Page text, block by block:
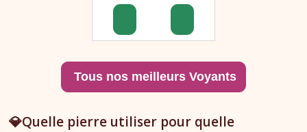
💎Quelle pierre utiliser pour quelle